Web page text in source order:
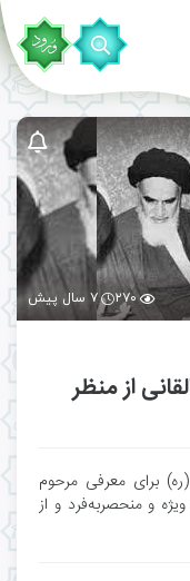
۲۷۰ ۷ سال پیش
از منظر
برای معرفی مرحوم
و منحصربه‌فرد و از